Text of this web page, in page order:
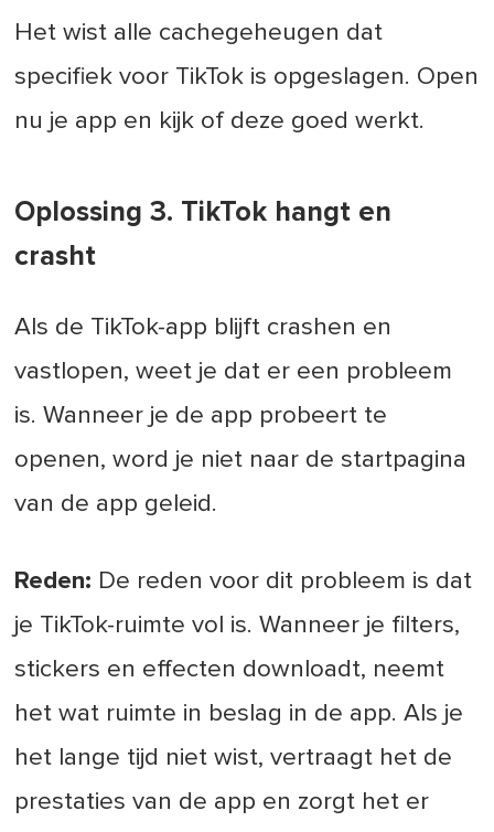
Het wist alle cachegeheugen dat
specifiek voor TikTok is opgeslagen. Open
nu je app en kijk of deze goed werkt.
Oplossing 3. TikTok hangt en
crasht
Als de TikTok-app blijft crashen en
vastlopen, weet je dat er een probleem
is. Wanneer je de app probeert te
openen, word je niet naar de startpagina
van de app geleid.
Reden: De reden voor dit probleem is dat
je TikTok-ruimte vol is. Wanneer je filters,
stickers en effecten downloadt, neemt
het wat ruimte in beslag in de app. Als je
het lange tijd niet wist, vertraagt het de
prestaties van de app en zorgt het er